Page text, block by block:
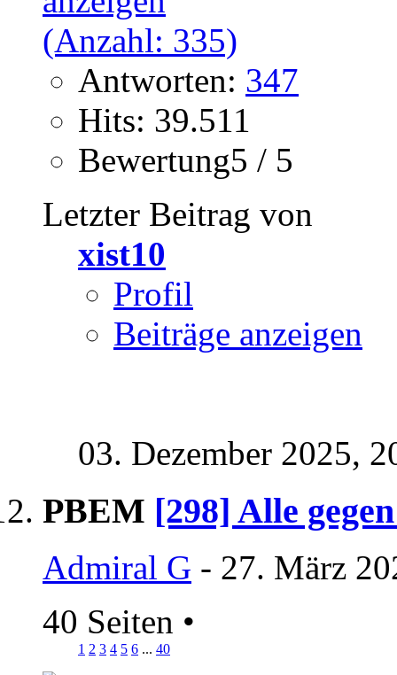
Antworten: 347
Hits: 39.511
Bewertung5 / 5
Letzter Beitrag von
xist10
Profil
Beiträge anzeigen
03. Dezember 2025,
PBEM [298] Alle
Admiral G - 27. März
40 Seiten •
1 2 3 4 5 6 ... 40